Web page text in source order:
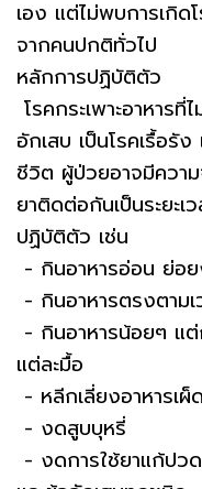
เอง แต่ไม่พบการเกิด
จากคนปกติทั่วไป
หลักการปฏิบัติตัว
โรคกระเพาะอาหารที่
อักเสบ เป็นโรคเรื้อรั
ชีวิต ผู้ป่วยอาจมีควา
ยาติดต่อกันเป็นระยะเ
ปฏิบัติตัว เช่น
- กินอาหารอ่อน ย่อ
- กินอาหารตรงตาม
- กินอาหารน้อยๆ แ
แต่ละมื้อ
- หลีกเลี่ยงอาหารเ
- งดสูบบุหรี่
- งดการใช้ยาแก้ปว